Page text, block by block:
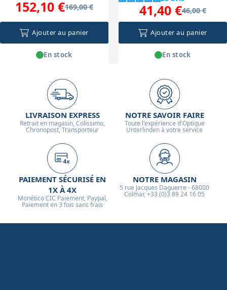
169,00 €
152,10 €
Ajouter au panier
En stock
46,00 €
41,40 €
Ajouter au panier
En stock
LIVRAISON EXPRESS
Retrait en magasin, Colissimo,
Chronopost, Transporteur
NOTRE SAVOIR FAIRE
Toute l'expérience d'Optique
Unterlinden à votre service
PAIEMENT SÉCURISÉ EN
1X À 4X
Monético CIC Paiement, Paypal,
Paiement en 3 fois sans frais
NOTRE MAGASIN
5 rue Jacques Daguerre - 68000
Colmar, +33 (0)3 89 24 16 05